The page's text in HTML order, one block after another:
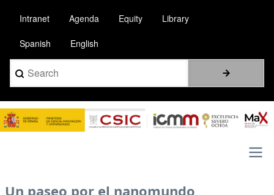
contenido
principal
Intranet Agenda Equity Library
Spanish English
Search
Image
Un paseo por el nanomundo